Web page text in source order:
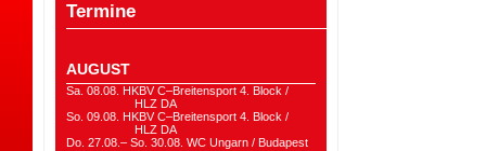
Termine
AUGUST
Sa. 08.08. HKBV C–Breitensport 4. Block /
HLZ DA
So. 09.08. HKBV C–Breitensport 4. Block /
HLZ DA
Do. 27.08.– So. 30.08. WC Ungarn / Budapest